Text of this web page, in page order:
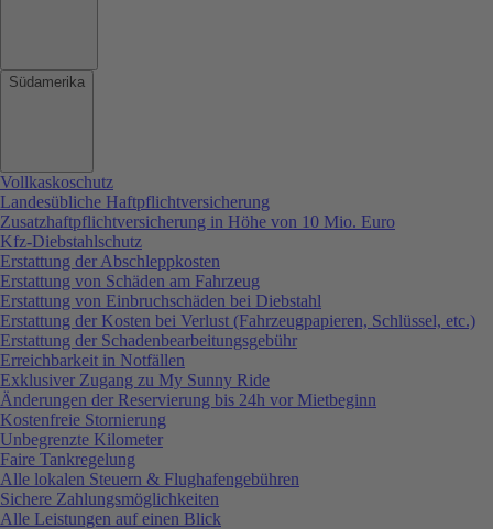
Südamerika
Vollkaskoschutz
Landesübliche Haftpflichtversicherung
Zusatzhaftpflichtversicherung in Höhe von 10 Mio. Euro
Kfz-Diebstahlschutz
Erstattung der Abschleppkosten
Erstattung von Schäden am Fahrzeug
Erstattung von Einbruchschäden bei Diebstahl
Erstattung der Kosten bei Verlust (Fahrzeugpapieren, Schlüssel, etc.)
Erstattung der Schadenbearbeitungsgebühr
Erreichbarkeit in Notfällen
Exklusiver Zugang zu My Sunny Ride
Änderungen der Reservierung bis 24h vor Mietbeginn
Kostenfreie Stornierung
Unbegrenzte Kilometer
Faire Tankregelung
Alle lokalen Steuern & Flughafengebühren
Sichere Zahlungsmöglichkeiten
Alle Leistungen auf einen Blick